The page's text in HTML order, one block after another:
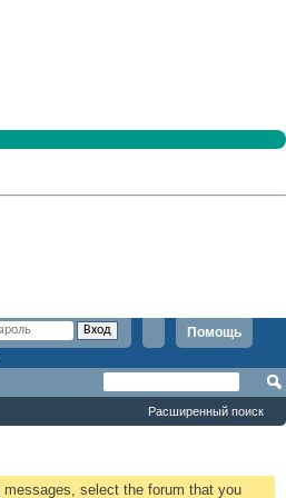
Помощь
Расширенный поиск
select the forum that you